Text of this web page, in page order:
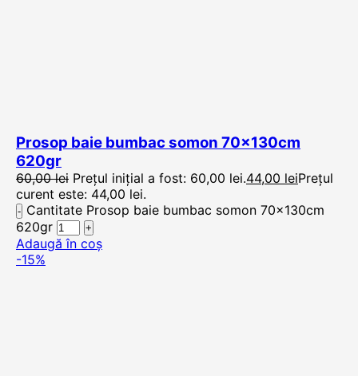
Prosop baie bumbac somon 70x130cm
620gr
60,00lei Prețul inițial a fost: 60,00 lei.44,00 leiPrețul
curent este: 44,00 lei.
Cantitate Prosop baie bumbac somon 70x130cm
620gr
Adaugă în coș
-15%